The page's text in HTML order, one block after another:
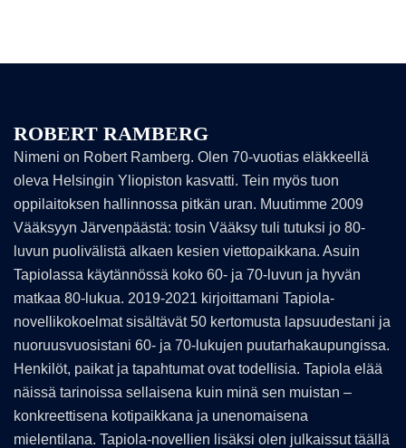
ROBERT RAMBERG
Nimeni on Robert Ramberg. Olen 70-vuotias eläkkeellä
oleva Helsingin Yliopiston kasvatti. Tein myös tuon
oppilaitoksen hallinnossa pitkän uran. Muutimme 2009
Vääksyyn Järvenpäästä: tosin Vääksy tuli tutuksi jo 80-
luvun puolivälistä alkaen kesien viettopaikkana. Asuin
Tapiolassa käytännössä koko 60- ja 70-luvun ja hyvän
matkaa 80-lukua. 2019-2021 kirjoittamani Tapiola-
novellikokoelmat sisältävät 50 kertomusta lapsuudestani ja
nuoruusvuosistani 60- ja 70-lukujen puutarhakaupungissa.
Henkilöt, paikat ja tapahtumat ovat todellisia. Tapiola elää
näissä tarinoissa sellaisena kuin minä sen muistan –
konkreettisena kotipaikkana ja unenomaisena
mielentilana. Tapiola-novellien lisäksi olen julkaissut täällä